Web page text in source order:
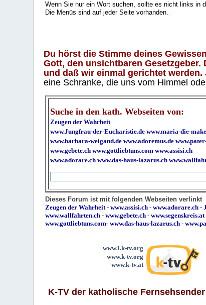
Wenn Sie nur ein Wort suchen, sollte es nicht links in
Die Menüs sind auf jeder Seite vorhanden..
Du hörst die Stimme deines
Gott, den unsichtbaren
und daß wir einmal gerichtet
eine Schranke, die uns vom Himmel
Suche in den kath. Webseiten von:
Zeugen der Wahrheit
www.Jungfrau-der-Eucharistie.de www.maria-die-
www.barbara-weigand.de www.adoremus.de
www.gebete.ch www.gottliebtuns.com www.assisi.ch
www.adorare.ch www.das-haus-lazarus.ch
Dieses Forum ist mit folgenden Webseiten verlinkt
Zeugen der Wahrheit-www.assisi.ch -www.adorare.ch -
www.wallfahrten.ch -www.gebete.ch -www.segenskreis.at
www.gottliebtuns.com-www.das-haus-lazarus.ch -
www3.k-tv.org
www.k-tv.org
www.k-tv.at
K-TV der katholische Fernsehsender